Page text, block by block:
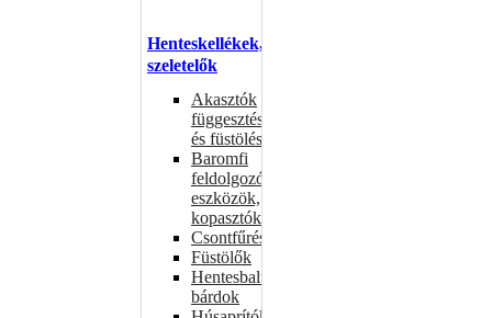
Henteskellékek,
szeletelők
Akasztók
függesztéshez
és füstöléshez
Baromfi
feldolgozó
eszközök,
kopasztók
Csontfűrészek
Füstölők
Hentesbalták,
bárdok